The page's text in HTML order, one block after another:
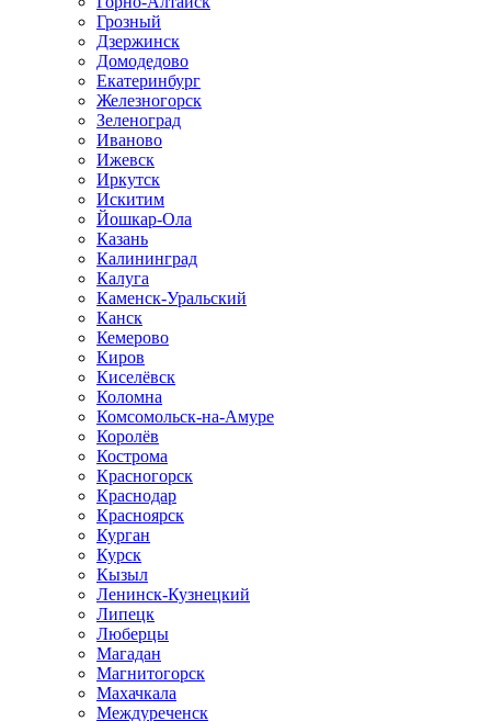
Грозный
Дзержинск
Домодедово
Екатеринбург
Железногорск
Зеленоград
Иваново
Ижевск
Иркутск
Искитим
Йошкар-Ола
Казань
Калининград
Калуга
Каменск-Уральский
Канск
Кемерово
Киров
Киселёвск
Коломна
Комсомольск-на-Амуре
Королёв
Кострома
Красногорск
Краснодар
Красноярск
Курган
Курск
Кызыл
Ленинск-Кузнецкий
Липецк
Люберцы
Магадан
Магнитогорск
Махачкала
Междуреченск